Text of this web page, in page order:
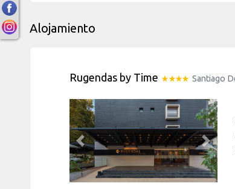
Alojamiento
Rugendas by Time Santiago
Previous Next